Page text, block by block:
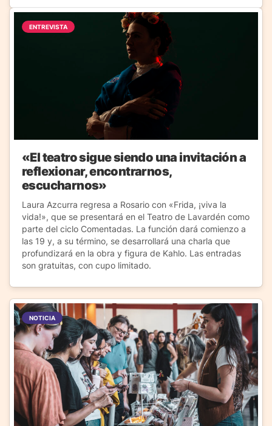
ENTREVISTA
«El teatro sigue siendo una invitación a
reflexionar, encontrarnos,
escucharnos»
Laura Azcurra regresa a Rosario con «Frida, ¡viva la
vida!», que se presentará en el Teatro de Lavardén como
parte del ciclo Comentadas. La función dará comienzo a
las 19 y, a su término, se desarrollará una charla que
profundizará en la obra y figura de Kahlo. Las entradas
son gratuitas, con cupo limitado.
NOTICIA